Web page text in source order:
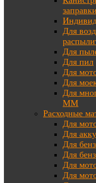
заправки
Для
Для
Для пил
Для
Для
Для
MM
Расходные
Для
Для
Для
Для
Для
Для